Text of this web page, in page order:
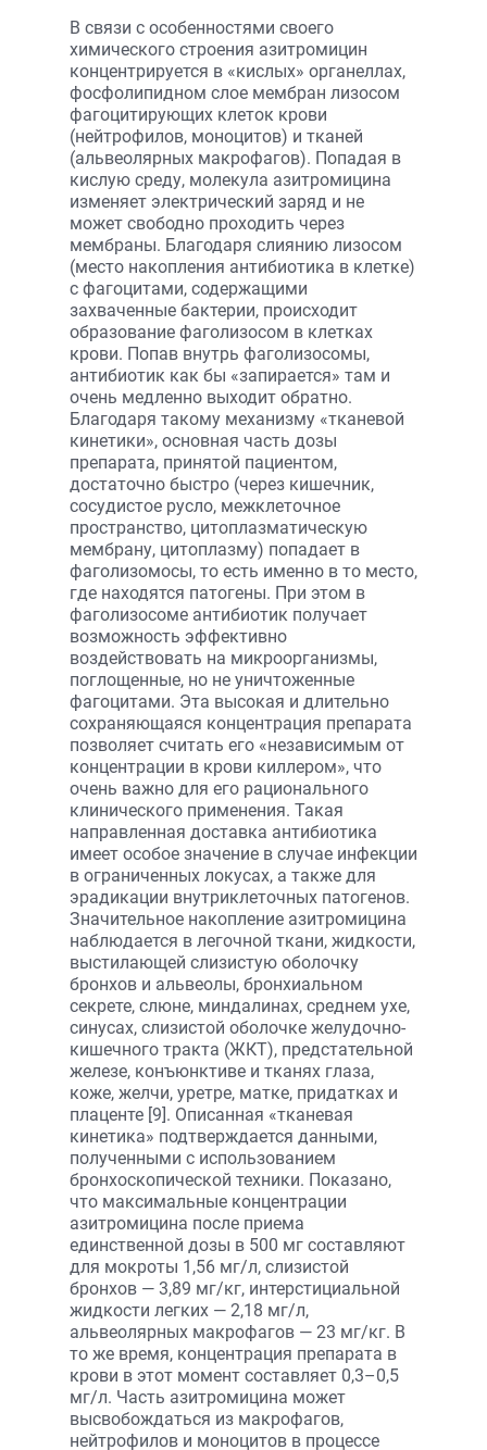
В связи с особенностями своего
химического строения азитромицин
концентрируется в «кислых» органеллах,
фосфолипидном слое мембран лизосом
фагоцитирующих клеток крови
(нейтрофилов, моноцитов) и тканей
(альвеолярных макрофагов). Попадая в
кислую среду, молекула азитромицина
изменяет электрический заряд и не
может свободно проходить через
мембраны. Благодаря слиянию лизосом
(место накопления антибиотика в клетке)
с фагоцитами, содержащими
захваченные бактерии, происходит
образование фаголизосом в клетках
крови. Попав внутрь фаголизосомы,
антибиотик как бы «запирается» там и
очень медленно выходит обратно.
Благодаря такому механизму «тканевой
кинетики», основная часть дозы
препарата, принятой пациентом,
достаточно быстро (через кишечник,
сосудистое русло, межклеточное
пространство, цитоплазматическую
мембрану, цитоплазму) попадает в
фаголизомосы, то есть именно в то место,
где находятся патогены. При этом в
фаголизосоме антибиотик получает
возможность эффективно
воздействовать на микроорганизмы,
поглощенные, но не уничтоженные
фагоцитами. Эта высокая и длительно
сохраняющаяся концентрация препарата
позволяет считать его «независимым от
концентрации в крови киллером», что
очень важно для его рационального
клинического применения. Такая
направленная доставка антибиотика
имеет особое значение в случае инфекции
в ограниченных локусах, а также для
эрадикации внутриклеточных патогенов.
Значительное накопление азитромицина
наблюдается в легочной ткани, жидкости,
выстилающей слизистую оболочку
бронхов и альвеолы, бронхиальном
секрете, слюне, миндалинах, среднем ухе,
синусах, слизистой оболочке желудочно-
кишечного тракта (ЖКТ), предстательной
железе, конъюнктиве и тканях глаза,
коже, желчи, уретре, матке, придатках и
плаценте [9]. Описанная «тканевая
кинетика» подтверждается данными,
полученными с использованием
бронхоскопической техники. Показано,
что максимальные концентрации
азитромицина после приема
единственной дозы в 500 мг составляют
для мокроты 1,56 мг/л, слизистой
бронхов — 3,89 мг/кг, интерстициальной
жидкости легких — 2,18 мг/л,
альвеолярных макрофагов — 23 мг/кг. В
то же время, концентрация препарата в
крови в этот момент составляет 0,3–0,5
мг/л. Часть азитромицина может
высвобождаться из макрофагов,
нейтрофилов и моноцитов в процессе